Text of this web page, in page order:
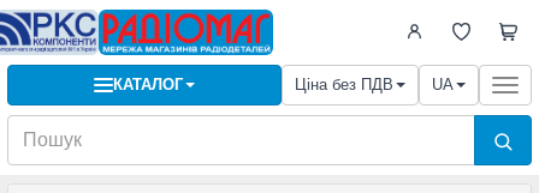
КАТАЛОГ Ціна без ПДВ UA